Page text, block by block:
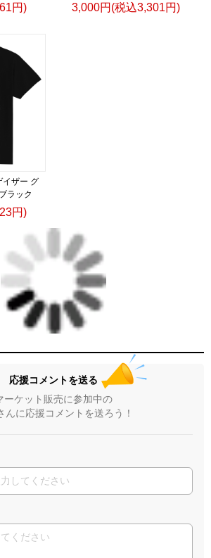
円) 3,000円(税込3,301円)
イザー グ
ラック
円)
応援コメントを送る
ーケット販売に参加中の
んに応援コメントを送ろう！